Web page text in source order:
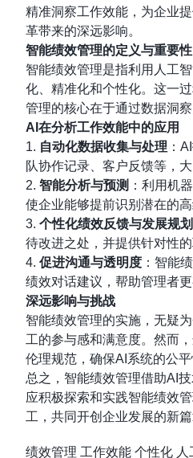
精准洞察工作效能，为企业
革带来的深远影响。
智能绩效管理的定义与重要性
智能绩效管理是指利用人工
化、精准化和个性化。这一
管理的核心在于通过数据洞
AI在分析工作效能中的应用
1. 自动化数据收集与处理 ：
队协作记录、客户反馈等，
2. 智能分析与预测 ：利用机
使企业能够提前识别潜在的
3. 个性化绩效反馈与发展规划
待改进之处，并提供针对性
4. 促进沟通与透明度 ：智能
绩效对话建议，帮助管理者
深远影响与挑战
智能绩效管理的实施，无疑
工的参与感和满意度。然而
伦理规范，确保AI系统的公
总之，智能绩效管理借助AI
应积极探索和实践智能绩效
工，共同开创企业发展的新篇
绩效管理 工作效能 个性化